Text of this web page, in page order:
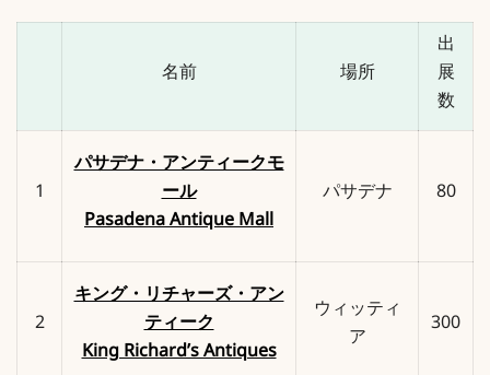
名前 場所
出
展
数
1
パサデナ・アンティークモ
ール
Pasadena Antique Mall
パサデナ 80
2
キング・リチャーズ・アン
ティーク
King Richard’s Antiques
ウィッティ
ア 300